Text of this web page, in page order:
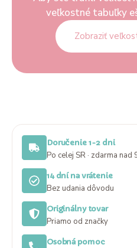
veľkostné tabuľky
Zobraziť
Doručenie 1-2 dni
Po celej SR · zdarma nad
14 dní na vrátenie
Bez udania dôvodu
Originálny tovar
Priamo od značky
Osobná pomoc